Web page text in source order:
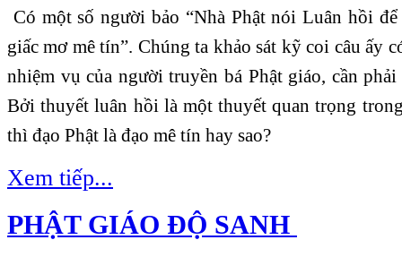
Có một số người bảo “Nhà Phật nói Luân hồi
giấc mơ mê tín”. Chúng ta khảo sát kỹ coi câu ấy
nhiệm vụ của người truyền bá Phật giáo, cần
Bởi thuyết luân hồi là một thuyết quan trọng
thì đạo Phật là đạo mê tín hay sao?
Xem tiếp...
PHẬT GIÁO ĐỘ SANH